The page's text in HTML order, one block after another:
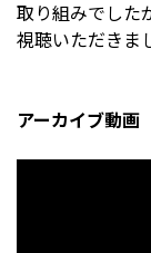
取り組みでした
視聴いただきま
アーカイブ動画